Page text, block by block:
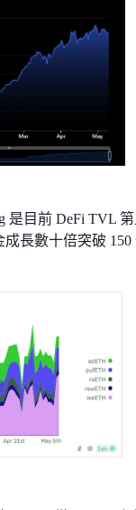
是目前 DeFi TVL
長數十倍突破 150